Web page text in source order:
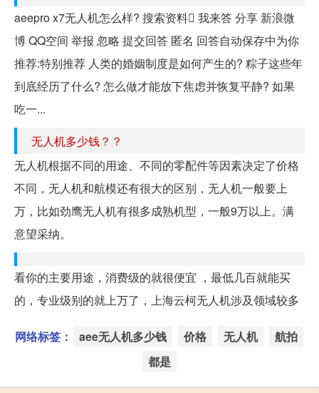
aeepro x7无人机怎么样? 搜索资料 我来答 分享 新浪微
博 QQ空间 举报 忽略 提交回答 匿名 回答自动保存中为你
推荐:特别推荐 人类的婚姻制度是如何产生的? 粽子这些年
到底经历了什么? 怎么做才能放下焦虑并恢复平静? 如果
吃一...
无人机多少钱？？
无人机根据不同的用途、不同的零配件等因素决定了价格
不同，无人机和航模还有很大的区别，无人机一般要上
万，比如劲鹰无人机有很多成熟机型，一般9万以上。满
意望采纳。
看你的主要用途，消费级的就很便宜 ，最低几百就能买
的，专业级别的就上万了，上海云柯无人机涉及领域较多
网络标签： aee无人机多少钱 价格 无人机
航拍
都是